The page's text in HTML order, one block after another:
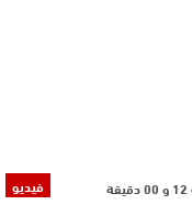
فيديو